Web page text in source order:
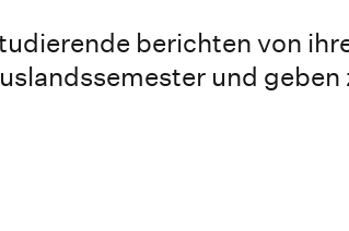
berichten von
und